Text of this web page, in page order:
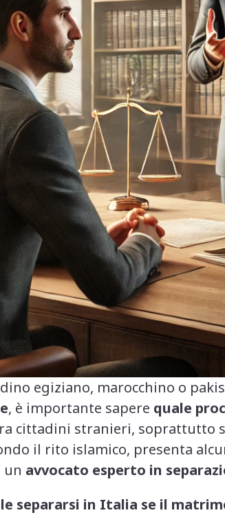
egiziano, marocchino o
, è importante sapere quale
cittadini stranieri, soprattutto
il rito islamico, presenta
un avvocato esperto in
separarsi in Italia se il